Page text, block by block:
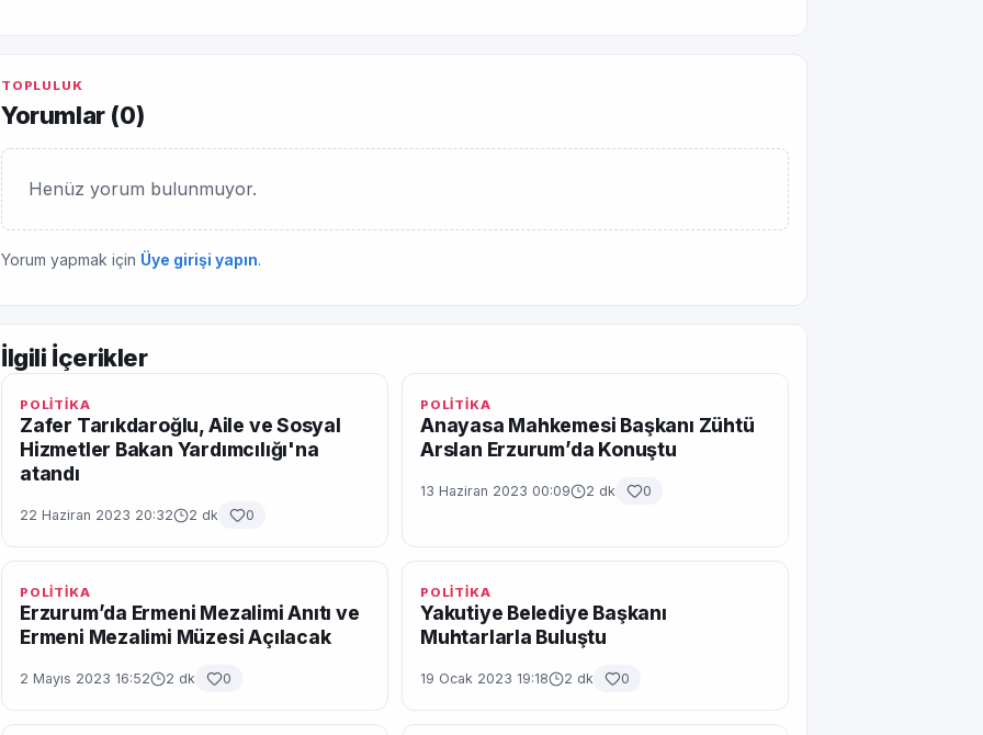
TOPLULUK
Yorumlar (0)
Henüz yorum bulunmuyor.
Yorum yapmak için Üye girişi yapın.
İlgili İçerikler
POLİTİKA
Zafer Tarıkdaroğlu, Aile ve Sosyal
Hizmetler Bakan Yardımcılığı'na
atandı
22 Haziran 2023 20:32 2 dk 0
POLİTİKA
Anayasa Mahkemesi Başkanı Zühtü
Arslan Erzurum’da Konuştu
13 Haziran 2023 00:09 2 dk 0
POLİTİKA
Erzurum’da Ermeni Mezalimi Anıtı ve
Ermeni Mezalimi Müzesi Açılacak
2 Mayıs 2023 16:52 2 dk 0
POLİTİKA
Yakutiye Belediye Başkanı
Muhtarlarla Buluştu
19 Ocak 2023 19:18 2 dk 0